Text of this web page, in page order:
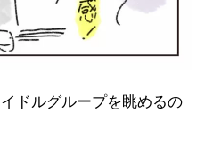
ドルグループを眺めるの